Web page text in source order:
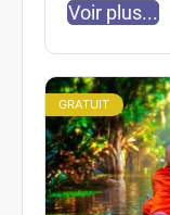
Voir plus...
GRATUIT